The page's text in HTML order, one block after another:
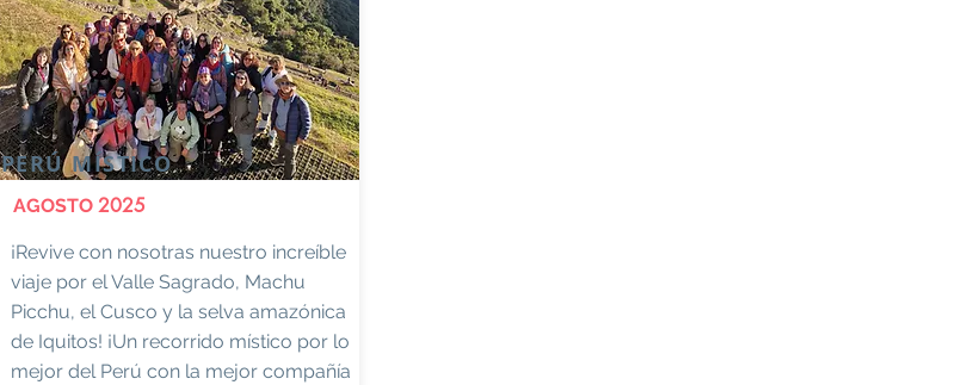
PERÚ MÍSTICO
AGOSTO 2025
¡Revive con nosotras nuestro increíble
viaje por el Valle Sagrado, Machu
Picchu, el Cusco y la selva amazónica
de Iquitos! ¡Un recorrido místico por lo
mejor del Perú con la mejor compañía